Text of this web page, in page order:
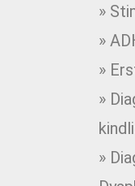
»
»
»
»
»